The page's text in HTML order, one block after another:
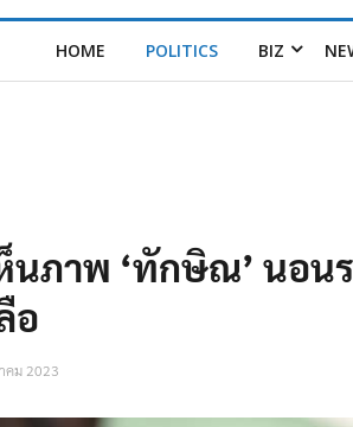
HOME POLITICS BIZ
นภาพ ‘ทักษิณ’ นอน
อ
คม 2023